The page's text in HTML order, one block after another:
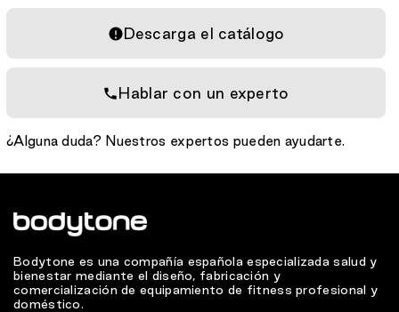
Descarga el catálogo
Hablar con un experto
¿Alguna duda? Nuestros expertos pueden ayudarte.
Bodytone es una compañía española especializada salud y
bienestar mediante el diseño, fabricación y
comercialización de equipamiento de fitness profesional y
doméstico.